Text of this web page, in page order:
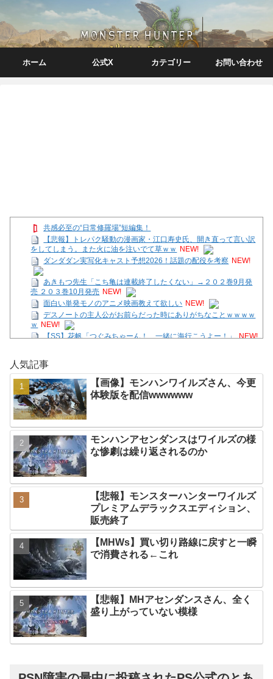
ホーム 公式X カテゴリー お問い合わせ
共感必至の“日常修羅場”短編集！
【悲報】トレパク騒動の漫画家・江口寿史氏、開き直って言い訳
をしてしまう。また火に油を注いでて草ｗｗ
NEW!
ダンダダン実写化キャスト予想2026！話題の配役を考察 NEW!
あきもつ先生「こち亀は連載終了したくない」→２０２巻9月発
売 ２０３巻10月発売 NEW!
面白い単発モノのアニメ映画教えて欲しい NEW!
デスノートの主人公がお前らだった時にありがちなことｗｗｗｗ
ｗ
NEW!
【SS】花帆「つぐみちゃーん！ 一緒に海行こうよー！」 NEW!
【画像】モンハンワイルズさん、今更体験版を配信
wwwwww
【国際】台湾メディア「態度の悪い日本の店員を黙らせる方法」
NEW!
【テトリス９９/参加型】ほんの30分だけの時間。
ファミコンミニ、スーファミミニ、PCエンジンミニ、メガドラ
ミニ、ネオジオミニ
Powered by livedoor 相互RSS
人気記事
【画像】モンハンワイルズさん、今更
体験版を配信wwwwww
モンハンアセンダンスはワイルズの様
な惨劇は繰り返されるのか
【悲報】モンスターハンターワイルズ
プレミアムデラックスエディション、
販売終了
【MHWs】買い切り路線に戻すと一瞬
で消費される←これ
【悲報】MHアセンダンスさん、全く
盛り上がっていない模様